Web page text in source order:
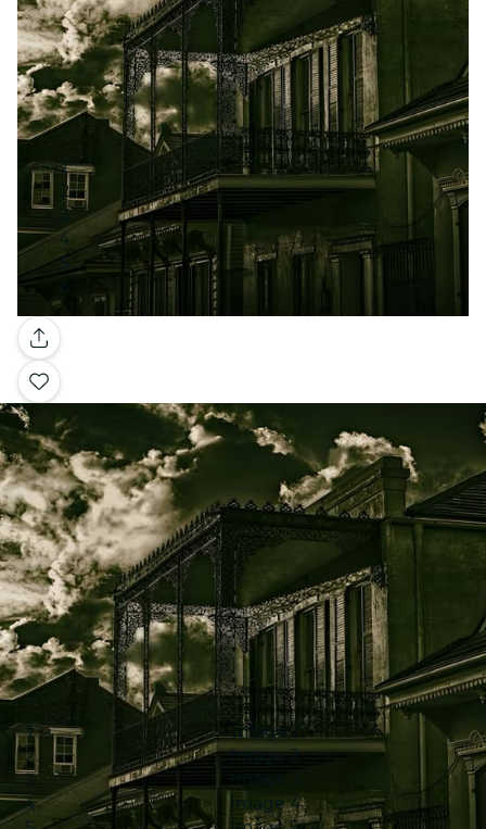
Galería
Image 1
Image 2
Image 3
Image 4